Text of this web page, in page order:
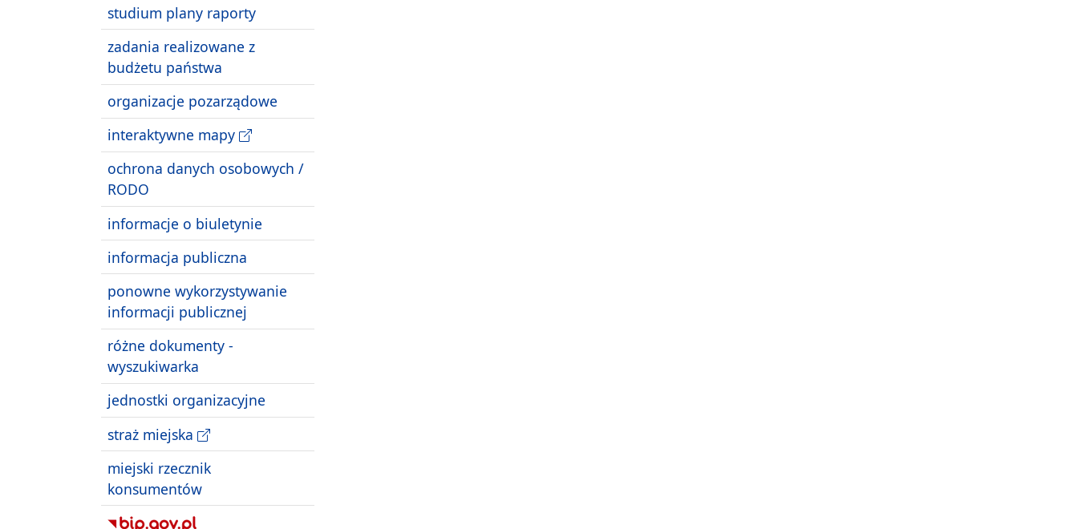
studium plany raporty
zadania realizowane z
budżetu państwa
organizacje pozarządowe
interaktywne mapy
ochrona danych osobowych /
RODO
informacje o biuletynie
informacja publiczna
ponowne wykorzystywanie
informacji publicznej
różne dokumenty -
wyszukiwarka
jednostki organizacyjne
straż miejska
miejski rzecznik
konsumentów